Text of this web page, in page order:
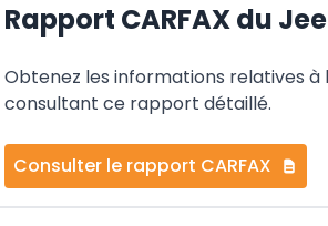
Rapport CARFAX du
Obtenez les informations relatives à
consultant ce rapport détaillé.
Consulter le rapport CARFAX